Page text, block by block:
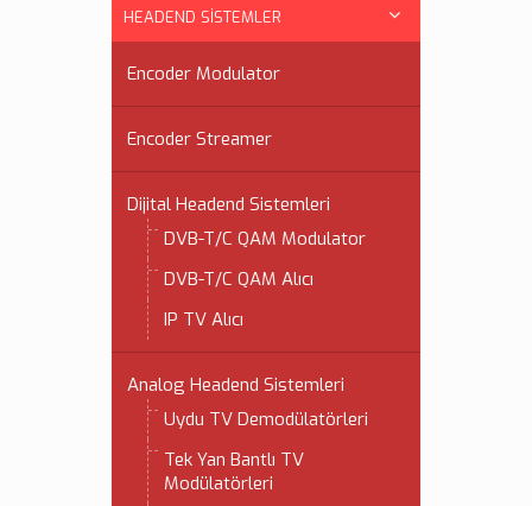
HEADEND SİSTEMLER
Encoder Modulator
Encoder Streamer
Dijital Headend Sistemleri
DVB-T/C QAM Modulator
DVB-T/C QAM Alıcı
IP TV Alıcı
Analog Headend Sistemleri
Uydu TV Demodülatörleri
Tek Yan Bantlı TV
Modülatörleri